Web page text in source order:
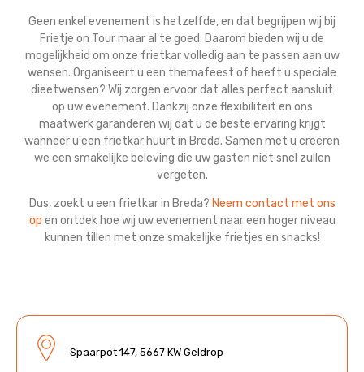
Geen enkel evenement is hetzelfde, en dat begrijpen wij bij
Frietje on Tour maar al te goed. Daarom bieden wij u de
mogelijkheid om onze frietkar volledig aan te passen aan uw
wensen. Organiseert u een themafeest of heeft u speciale
dieetwensen? Wij zorgen ervoor dat alles perfect aansluit
op uw evenement. Dankzij onze flexibiliteit en ons
maatwerk garanderen wij dat u de beste ervaring krijgt
wanneer u een frietkar huurt in Breda. Samen met u creëren
we een smakelijke beleving die uw gasten niet snel zullen
vergeten.
Dus, zoekt u een frietkar in Breda? Neem contact met ons
op en ontdek hoe wij uw evenement naar een hoger niveau
kunnen tillen met onze smakelijke frietjes en snacks!
Spaarpot 147, 5667 KW Geldrop